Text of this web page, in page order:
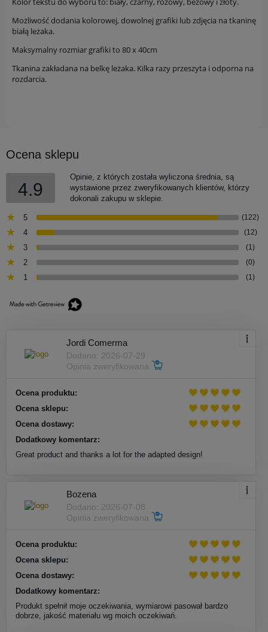
Możliwość dodania kolorowej, dowolnej grafiki lub zdjęcia na tkaninę
białą leżaka.
Maksymalny rozmiar grafiki to 80 x 40cm
Tkanina zakładana na belkę leżaka. Kilka razy przeszyta i odporna na
rozdarcia.
Ocena sklepu
4.9
Opinie, z których została wyliczona średnia, są
wystawione przez zweryfikowanych klientów, którzy
dokonali zakupu w sklepie.
5 (122)
4 (12)
3 (1)
2 (0)
1 (1)
Jordi Comerma
Dodano: 2026-07-29
Opinia zweryfikowana
Ocena produktu:
Ocena sklepu:
Ocena dostawy:
Dodatkowy komentarz:
Great product and thanks a lot for the adapted design!
Bozena
Dodano: 2026-07-08
Opinia zweryfikowana
Ocena produktu:
Ocena sklepu:
Ocena dostawy:
Dodatkowy komentarz:
Produkt spełnił moje oczekiwania, wymiarowi pasował bardzo
dobrze, jakość materiału wg moich oczekiwań.